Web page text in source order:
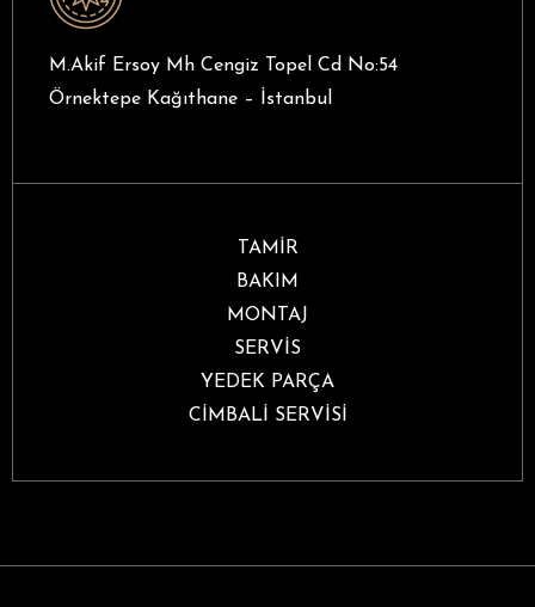
M.Akif Ersoy Mh Cengiz Topel Cd No:54
Örnektepe Kağıthane – İstanbul
TAMİR
BAKIM
MONTAJ
SERVİS
YEDEK PARÇA
CİMBALİ SERVİSİ